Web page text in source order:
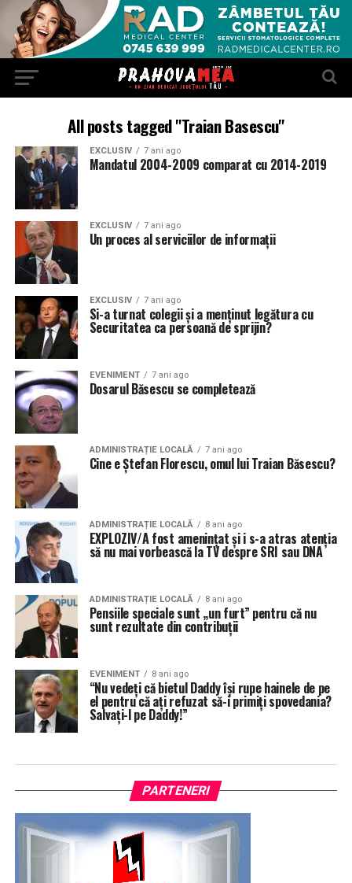
All posts tagged "Traian Basescu"
EXCLUSIV 7 ani ago
Mandatul 2004-2009 comparat cu 2014-2019
EXCLUSIV 7 ani ago
Un proces al serviciilor de informații
EXCLUSIV 7 ani ago
Si-a turnat colegii şi a menţinut legătura cu
Securitatea ca persoană de sprijin?
EVENIMENT 7 ani ago
Dosarul Băsescu se completează
ADMINISTRAȚIE LOCALĂ 7 ani ago
Cine e Ștefan Florescu, omul lui Traian Băsescu?
ADMINISTRAȚIE LOCALĂ 8 ani ago
EXPLOZIV/A fost ameninţat şi i s-a atras atenţia
să nu mai vorbească la TV despre SRI sau DNA
ADMINISTRAȚIE LOCALĂ 8 ani ago
Pensiile speciale sunt „un furt” pentru că nu
sunt rezultate din contribuţii
EVENIMENT 8 ani ago
“Nu vedeţi că bietul Daddy îşi rupe hainele de pe
el pentru că aţi refuzat să-i primiţi spovedania?
Salvaţi-l pe Daddy!”
PARTENERI